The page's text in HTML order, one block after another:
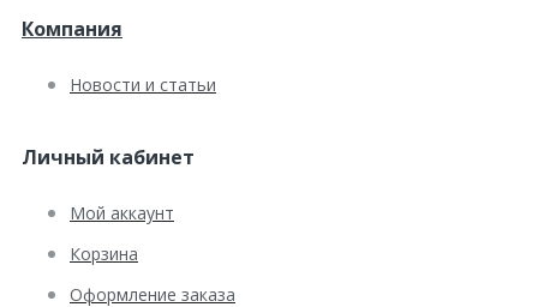
Компания
Новости и статьи
Личный кабинет
Мой аккаунт
Корзина
Оформление заказа